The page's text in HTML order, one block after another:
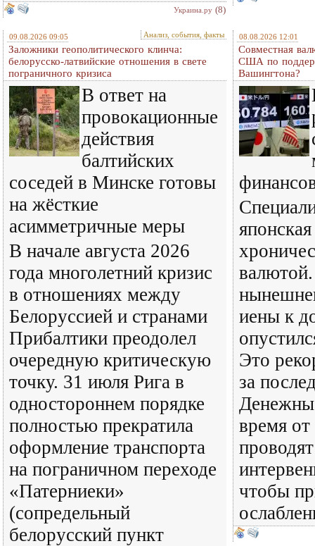
Украина.ру (8)
09.08.2026 09:05 Анализ, события, факты
Заложники геополитического клинча:
белорусско-латвийские отношения в свете
пограничного кризиса
В ответ на
провокационные
действия
балтийских
соседей в Минске готовы
на жёсткие
асимметричные меры
В начале августа 2026
года многолетний кризис
в отношениях между
Белоруссией и странами
Прибалтики преодолел
очередную критическую
точку. 31 июля Рига в
одностороннем порядке
полностью прекратила
оформление транспорта
на пограничном переходе
«Патерниеки»
(сопредельный
белорусский пункт
08.08.2026 12:01
Совместная
США по
Вашингтона?
иены к
Это
за
время
чтобы